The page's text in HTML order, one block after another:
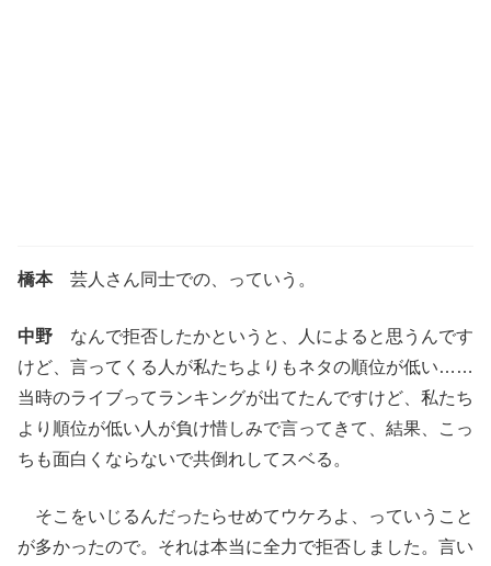
橋本芸人さん同士での、っていう。
中野 なんで拒否したかというと、人によると思うんです
けど、言ってくる人が私たちよりもネタの順位が低い……
当時のライブってランキングが出てたんですけど、私たち
より順位が低い人が負け惜しみで言ってきて、結果、こっ
ちも面白くならないで共倒れしてスベる。
そこをいじるんだったらせめてウケろよ、っていうこと
が多かったので。それは本当に全力で拒否しました。言い